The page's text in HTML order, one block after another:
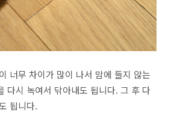
너무 차이가 많이 나서 맘에 들지 않는
다시 녹여서 닦아내도 됩니다. 그 후 다
됩니다.